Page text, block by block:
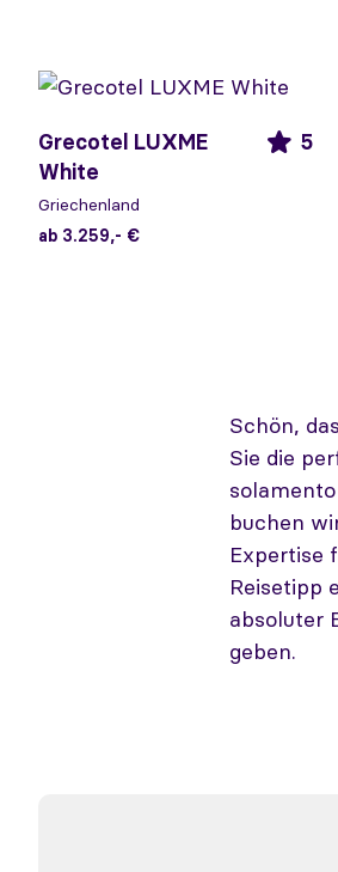
Grecotel LUXME
White
5
Griechenland
ab 3.259,- €
Schön,
Sie die
buchen
Expertise
Reisetipp
absoluter
geben.